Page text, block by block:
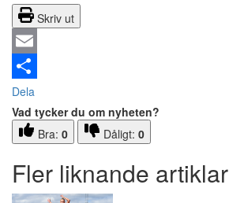
Skriv ut
Email
Dela
Vad tycker du om nyheten?
Bra: 0 Dåligt: 0
Fler liknande artiklar